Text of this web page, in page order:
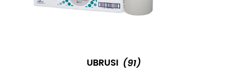
UBRUSI (91)